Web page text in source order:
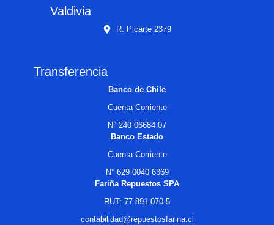
Valdivia
R. Picarte 2379
Transferencia
Banco de Chile
Cuenta Corriente
N° 240 06684 07
Banco Estado
Cuenta Corriente
N° 629 0040 6369
Fariña Repuestos SPA
RUT: 77.891.070-5
contabilidad@repuestosfarina.cl